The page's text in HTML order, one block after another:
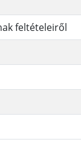
feltételeiről